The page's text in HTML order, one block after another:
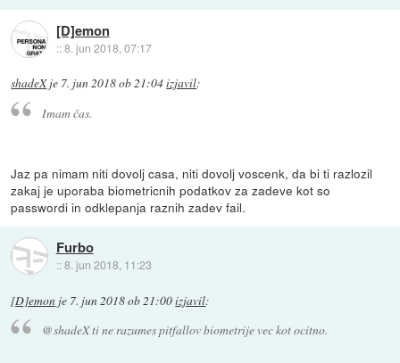
[D]emon
::8. jun 2018, 07:17
shadeXje 7. jun 2018 ob 21:04izjavil:
Imam čas.
Jaz pa nimam niti dovolj casa, niti dovolj voscenk, da bi ti razlozil
zakaj je uporaba biometricnih podatkov za zadeve kot so
passwordi in odklepanja raznih zadev fail.
Furbo
::8. jun 2018, 11:23
[D]emon je 7. jun 2018 ob 21:00izjavil:
@shadeX ti ne razumes pitfallov biometrije vec kot ocitno.